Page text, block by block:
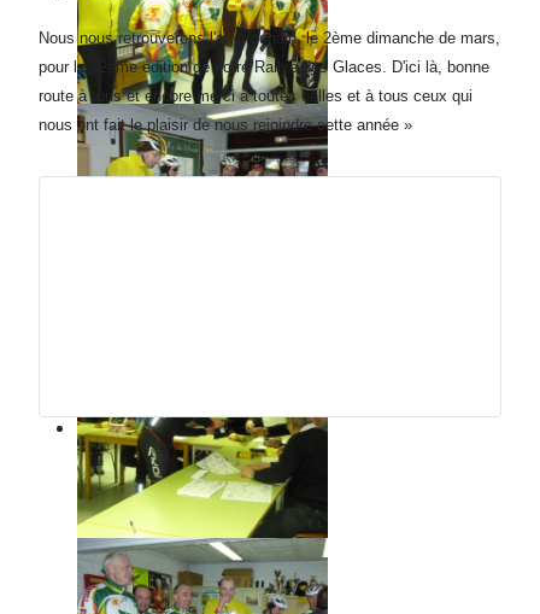
Nous nous retrouverons l'an prochain, le 2ème dimanche de mars,
pour la 32ème édition de notre Rallye des Glaces. D'ici là, bonne
route à tous et encore merci à toutes celles et à tous ceux qui
nous ont fait le plaisir de nous rejoindre cette année »